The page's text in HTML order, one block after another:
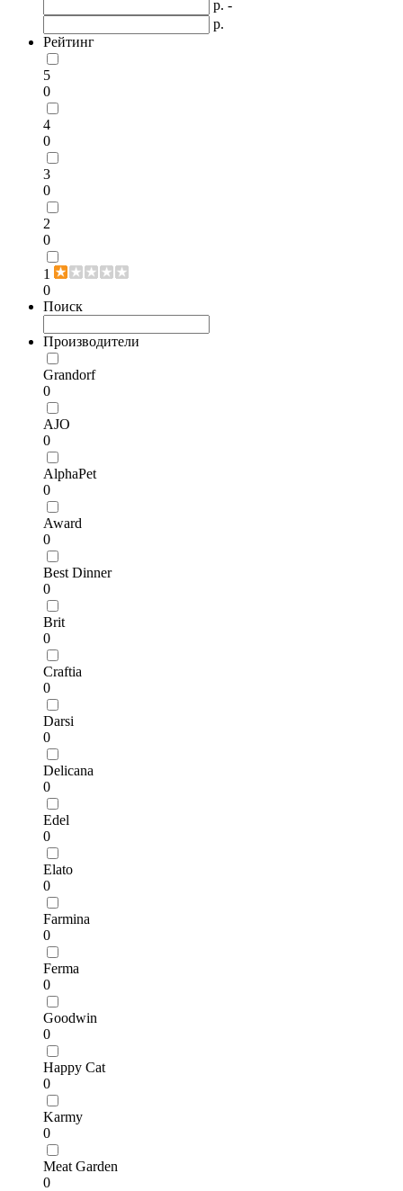
р. -
р.
Рейтинг
5
0
4
0
3
0
2
0
1
0
Поиск
Производители
Grandorf
0
AJO
0
AlphaPet
0
Award
0
Best Dinner
0
Brit
0
Craftia
0
Darsi
0
Delicana
0
Edel
0
Elato
0
Farmina
0
Ferma
0
Goodwin
0
Happy Cat
0
Karmy
0
Meat Garden
0